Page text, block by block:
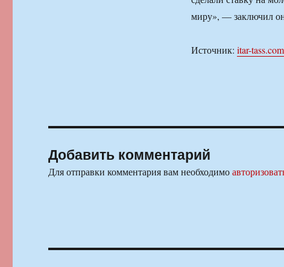
миру», — заключил
Источник: itar-tass.com
Добавить комментарий
Для отправки комментария вам необходимо